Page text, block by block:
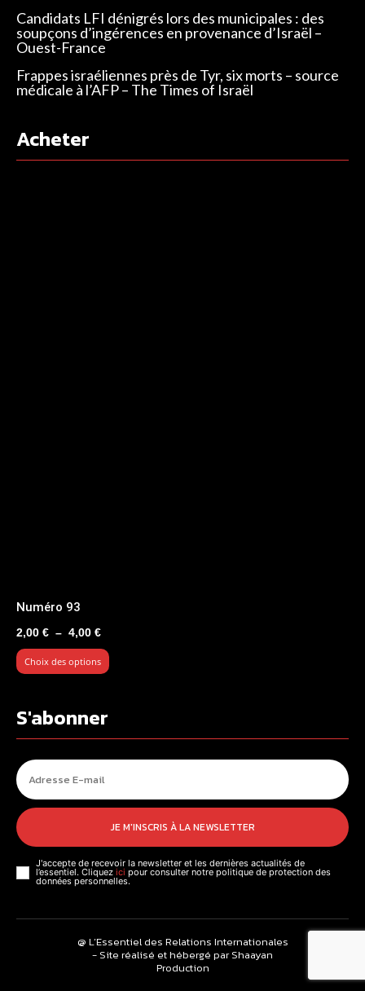
Candidats LFI dénigrés lors des municipales : des
soupçons d’ingérences en provenance d’Israël –
Ouest-France
Frappes israéliennes près de Tyr, six morts – source
médicale à l’AFP – The Times of Israël
Acheter
Numéro 93
2,00 € – 4,00 €Plage
de
prix :
4,00 €
Choix des options
S'abonner
JE M'INSCRIS À LA NEWSLETTER
J'accepte de recevoir la newsletter et les dernières actualités de
l’essentiel. Cliquez ici pour consulter notre politique de protection des
données personnelles.
@ L’Essentiel des Relations Internationales
- Site réalisé et hébergé par Shaayan
Production